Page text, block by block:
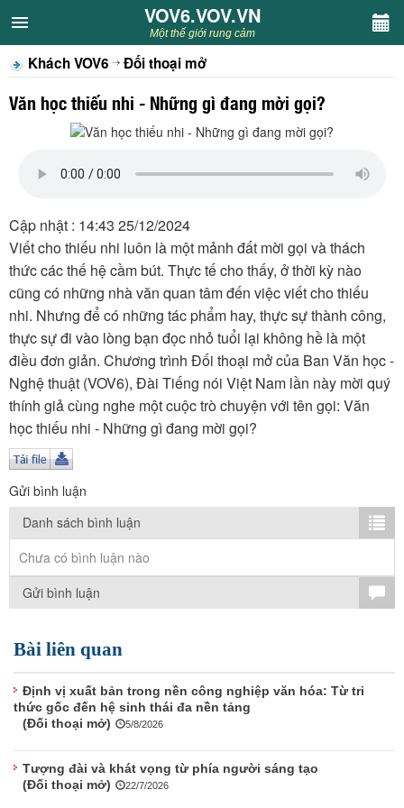
VOV6.VOV.VN
CHUYÊN MỤC
Khách VOV6
Sân khấu
Thiếu nhi
Kết nối VOV6
TÌM KIẾM
Vận hành bởi QI Corp
VOV6.VOV.VN
Một thế giới rung cảm
Khách VOV6 Đối thoại mở
Văn học thiếu nhi - Những gì đang mời gọi?
Cập nhật : 14:43 25/12/2024
Viết cho thiếu nhi luôn là một mảnh đất mời gọi và thách
thức các thế hệ cầm bút. Thực tế cho thấy, ở thời kỳ nào
cũng có những nhà văn quan tâm đến việc viết cho thiếu
nhi. Nhưng để có những tác phẩm hay, thực sự thành công,
thực sự đi vào lòng bạn đọc nhỏ tuổi lại không hề là một
điều đơn giản. Chương trình Đối thoại mở của Ban Văn học -
Nghệ thuật (VOV6), Đài Tiếng nói Việt Nam lần này mời quý
thính giả cùng nghe một cuộc trò chuyện với tên gọi: Văn
học thiếu nhi - Những gì đang mời gọi?
Gửi bình luận
Danh sách bình luận
Chưa có bình luận nào
Gửi bình luận
Bài liên quan
Định vị xuất bản trong nền công nghiệp văn hóa: Từ tri
thức gốc đến hệ sinh thái đa nền tảng
(Đối thoại mở)
5/8/2026
Tượng đài và khát vọng từ phía người sáng tạo
(Đối thoại mở)
22/7/2026